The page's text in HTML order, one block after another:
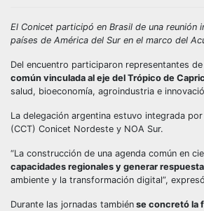
El Conicet participó en Brasil de una
países de América del Sur en el marco del
Del encuentro participaron representantes de
común vinculada al eje del Trópico de
salud, bioeconomía, agroindustria e
La delegación argentina estuvo integrada
(CCT) Conicet Nordeste y NOA Sur.
“La construcción de una agenda común en
capacidades regionales y generar
ambiente y la transformación digital”,
Durante las jornadas también se concretó la